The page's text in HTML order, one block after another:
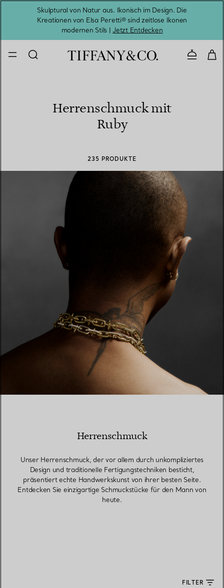
Skulptural von Natur aus. Ikonisch im Design. Die
Kreationen von Elsa Peretti® sind zeitlose Ikonen
modernen Stils |Jetzt Entdecken
Herrenschmuck mit
Ruby
235 PRODUKTE
Herrenschmuck
Unser Herrenschmuck, der vor allem durch unkompliziertes
Design und traditionelle Fertigungstechniken besticht,
präsentiert echte Handwerkskunst von ihrer besten Seite.
Entdecken Sie einzigartige Schmuckstücke für den Mann von
heute.
FILTER